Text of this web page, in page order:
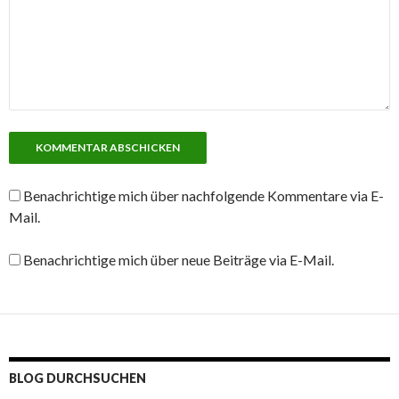
Benachrichtige mich über nachfolgende Kommentare via E-
Mail.
Benachrichtige mich über neue Beiträge via E-Mail.
BLOG DURCHSUCHEN